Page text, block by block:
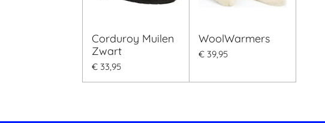
Corduroy Muilen
Zwart
€ 33,95
WoolWarmers
€ 39,95